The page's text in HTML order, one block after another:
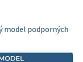
model podporných